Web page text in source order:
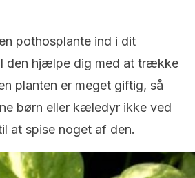
pothosplante ind i dit
den hjælpe dig med at trække
planten er meget giftig, så
børn eller kæledyr ikke ved
at spise noget af den.